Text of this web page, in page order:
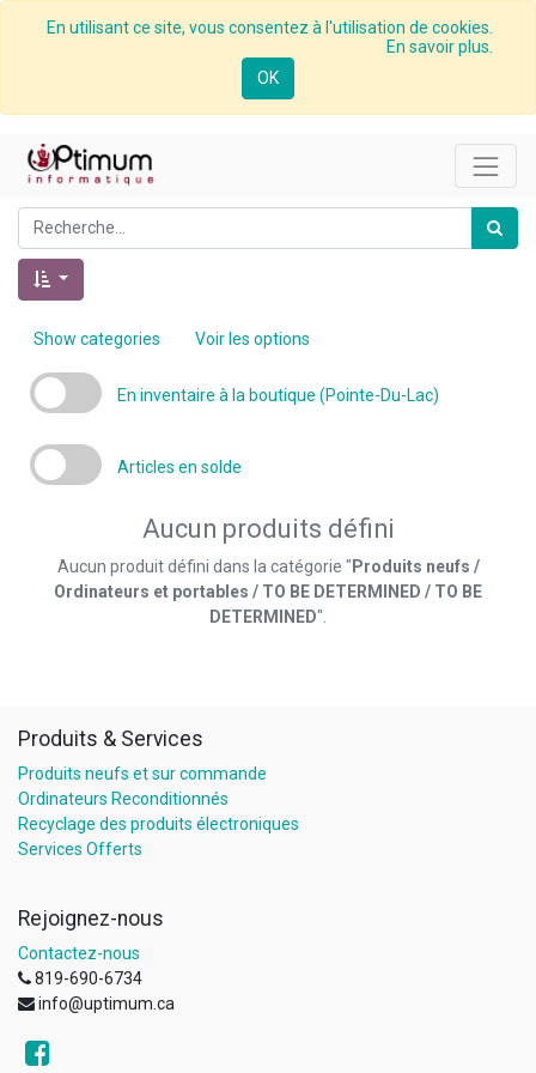
En utilisant ce site, vous consentez à l'utilisation de cookies.
En savoir plus.
OK
Show categories Voir les options
En inventaire à la boutique (Pointe-Du-Lac)
Articles en solde
Aucun produits défini
Aucun produit défini dans la catégorie " Produits neufs /
Ordinateurs et portables / TO BE DETERMINED / TO BE
DETERMINED".
Produits & Services
Produits neufs et sur commande
Ordinateurs Reconditionnés
Recyclage des produits électroniques
Services Offerts
Rejoignez-nous
Contactez-nous
819-690-6734
info@uptimum.ca